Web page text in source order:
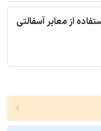
از معابر آسفالتی